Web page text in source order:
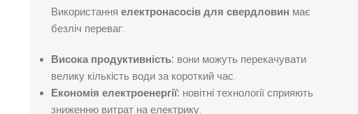
Використанняелектронасосів для свердловин має
безліч переваг:
Висока продуктивність: вони можуть перекачувати
велику кількість води за короткий час.
Економія електроенергії: новітні технології сприяють
зниженню витрат на електрику.